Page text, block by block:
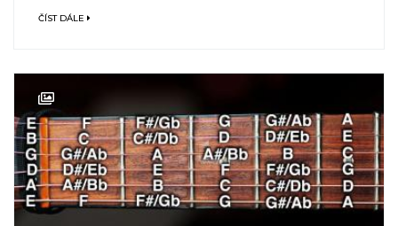
ČÍST DÁLE